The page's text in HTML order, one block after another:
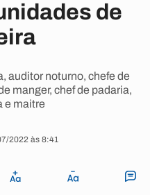
de
auditor noturno, chefe de
manger, chef de padaria,
e maitre
2022 às 8:41